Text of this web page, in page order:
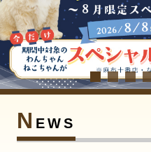
//-->
N EWS